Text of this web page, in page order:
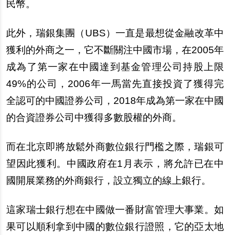
民幣。
此外，瑞銀集團（UBS）一直是最想從金融改革中
獲利的外商之一，它不斷關注中國市場，在2005年
成為了第一家在中國達到基金管理公司持股上限
49%的公司，2006年一馬當先直接投資了獲得完
全認可的中國證券公司，2018年成為第一家在中國
的合資證券公司中獲得多數股權的外商。
而在北京即將放鬆外商數位銀行門檻之際，瑞銀可
望因此獲利。中國政府在1月表示，將允許已在中
國開展業務的外商銀行，設立獨立的線上銀行。
這家瑞士銀行想在中國做一番財富管理大事業。如
果可以順利拿到中國的數位銀行證照，它的亞太地